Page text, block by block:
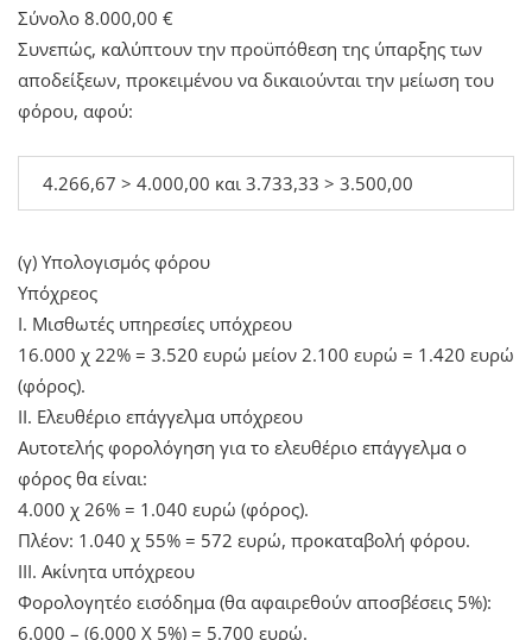
Σύνολο 8.000,00 €
Συνεπώς, καλύπτουν την προϋπόθεση της ύπαρξης των
αποδείξεων, προκειμένου να δικαιούνται την μείωση του
φόρου, αφού:
4.266,67 > 4.000,00 και 3.733,33 > 3.500,00
(γ) Υπολογισμός φόρου
Υπόχρεος
Ι. Μισθωτές υπηρεσίες υπόχρεου
16.000 χ 22% = 3.520 ευρώ μείον 2.100 ευρώ = 1.420 ευρώ
(φόρος).
ΙΙ. Ελευθέριο επάγγελμα υπόχρεου
Αυτοτελής φορολόγηση για το ελευθέριο επάγγελμα ο
φόρος θα είναι:
4.000 χ 26% = 1.040 ευρώ (φόρος).
Πλέον: 1.040 χ 55% = 572 ευρώ, προκαταβολή φόρου.
ΙΙΙ. Ακίνητα υπόχρεου
Φορολογητέο εισόδημα (θα αφαιρεθούν αποσβέσεις 5%):
6.000 – (6.000 Χ 5%) = 5.700 ευρώ.